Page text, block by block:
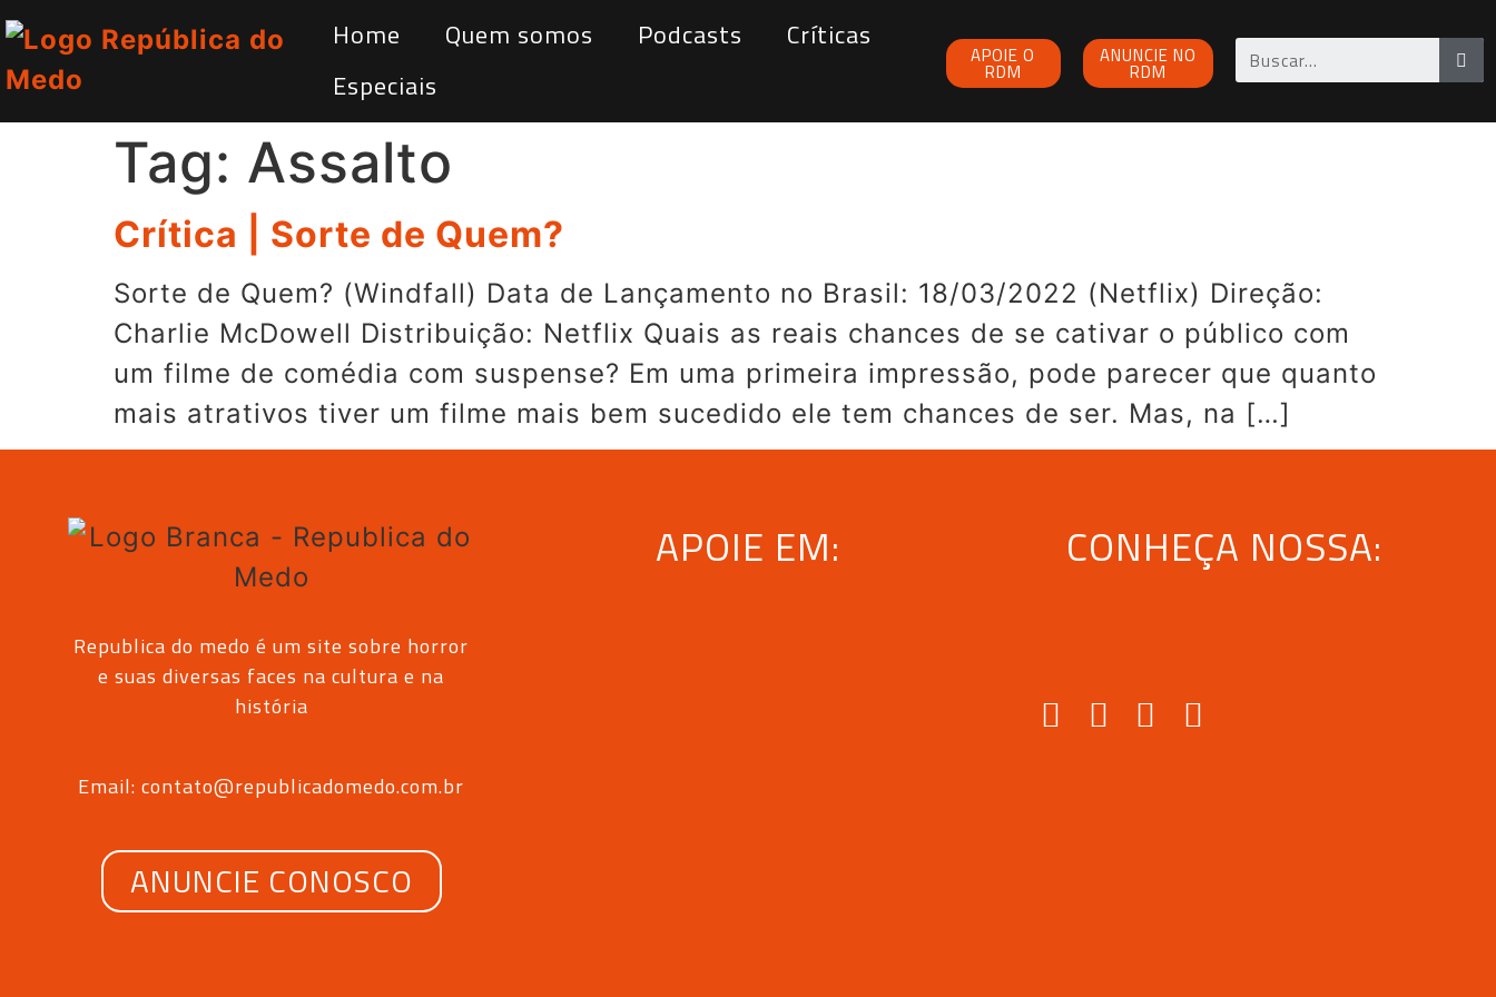
Home Quem somos Podcasts
Críticas
Especiais
APOIE O
RDM
ANUNCIE NO
RDM
Tag: Assalto
Crítica | Sorte de Quem?
Sorte de Quem? (Windfall) Data de Lançamento no Brasil: 18/03/2022 (Netflix) Direção:
Charlie McDowell Distribuição: Netflix Quais as reais chances de se cativar o público com
um filme de comédia com suspense? Em uma primeira impressão, pode parecer que quanto
mais atrativos tiver um filme mais bem sucedido ele tem chances de ser. Mas, na […]
Republica do medo é um site sobre horror
e suas diversas faces na cultura e na
história
Email: contato@republicadomedo.com.br
ANUNCIE CONOSCO
APOIE EM: CONHEÇA NOSSA: